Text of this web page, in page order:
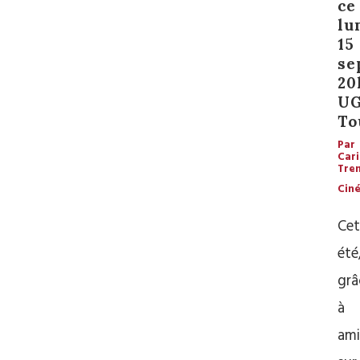
ce
15
Par
Cet
à